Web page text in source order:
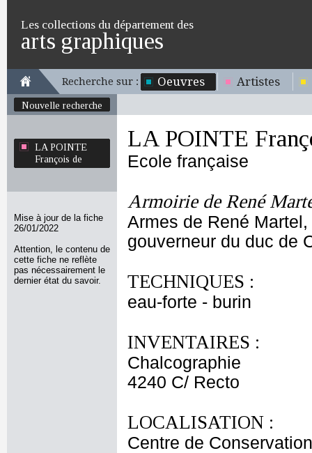
Les collections du département des
arts graphiques
Recherche sur : Oeuvres Artistes
Nouvelle recherche
LA POINTE
François de
Mise à jour de la fiche
26/01/2022
Attention, le contenu de
cette fiche ne reflète
pas nécessairement le
dernier état du savoir.
LA POINTE
Ecole française
Armoirie de René
Armes de René
gouverneur du duc de
TECHNIQUES :
eau-forte - burin
INVENTAIRES :
Chalcographie
4240 C/ Recto
LOCALISATION :
Centre de